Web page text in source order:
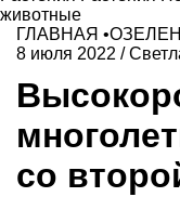
животные
ГЛАВНАЯ •
8 июля 2022 /
со